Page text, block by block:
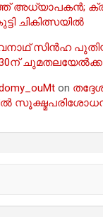
അധ്യാപകൻ;
ചികിത്സയിൽ
സിൻഹ
on